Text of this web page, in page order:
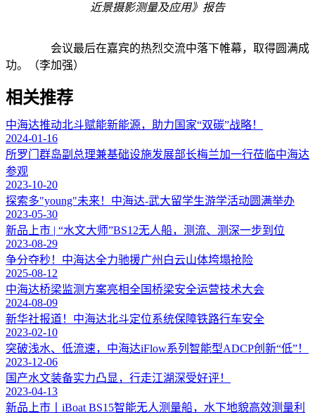
近景摄影测量及应用》报告
会议最后在嘉宾的热烈交流中落下帷幕，取得圆满成
功。（李加强）
相关推荐
中海达推动北斗赋能新能源，助力国家“双碳”战略！
2024-01-16
所罗门群岛副总理兼基础设施发展部长梅兰加一行莅临中海达
参观
2023-10-20
探索多"young"未来！中海达-武大留学生游学活动圆满举办
2023-05-30
新品上市 | “水文大师”BS12无人船，测流、测深一步到位
2023-08-29
争分夺秒！中海达全力驰援广州白云山体垮塌抢险
2025-08-12
中海达桥梁监测方案亮相全国桥梁安全运营技术大会
2024-08-09
新华社报道！中海达北斗定位系统保障铁路行车安全
2023-02-10
突破浅水、低流速，中海达iFlow系列智能型ADCP创新“低”！
2023-12-06
国产水文装备实力凸显，行走江湖深受好评！
2023-04-13
新品上市丨iBoat BS15智能无人测量船，水下地貌高效测量利